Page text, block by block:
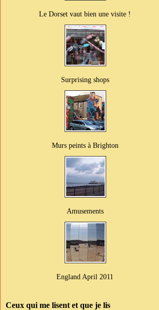
Le Dorset vaut bien une visite !
Surprising shops
Murs peints à Brighton
Amusements
England April 2011
Ceux qui me lisent et que je lis